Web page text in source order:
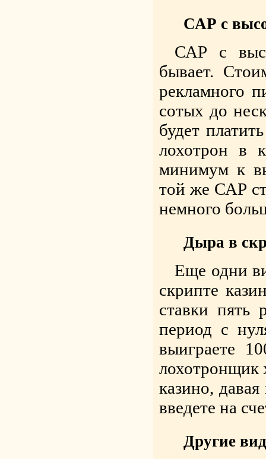
САР с
САР с
бывает.
рекламного
сотых до
будет
лохотрон в
минимум к
той же САР
немного
Дыра в
Еще одни
скрипте
ставки пять
период с
выиграете
лохотронщик
казино,
введете на
Другие